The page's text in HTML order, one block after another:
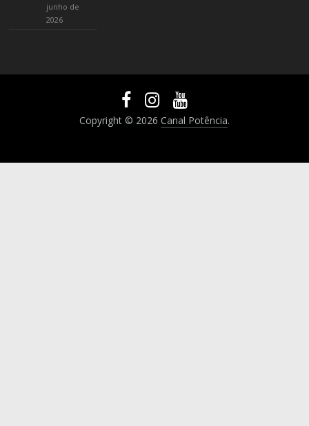
junho de
2026
Copyright © 2026 Canal Potência.